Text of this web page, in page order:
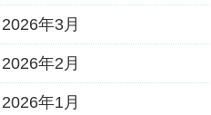
2026年3月
2026年2月
2026年1月